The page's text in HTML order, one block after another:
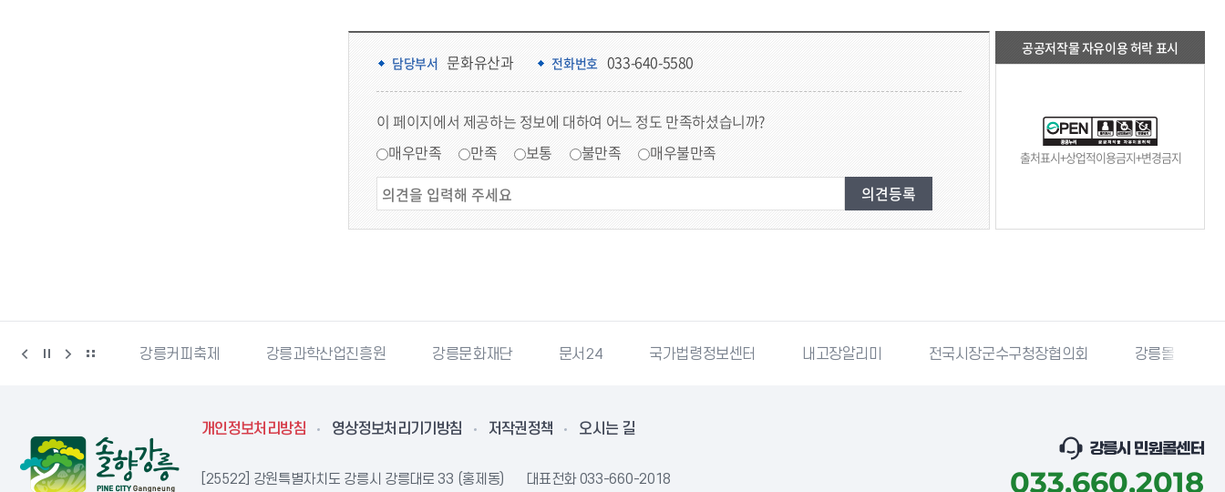
담당부서 문화유산과 전화번호 033-640-5580
이 페이지에서 제공하는 정보에 대하여 어느 정도 만족하셨습니까?
매우만족
만족 보통 불만족 매우불만족
공공저작물 자유이용 허락 표시
출처표시+상업적이용금지+변경금지
자원봉사센터 강릉커피축제 강릉과학산업진흥원 강릉문화재단 문서24 국가법령정보센터 내고장알리미 전국시장군수구청장협의회 강릉몰
개인정보처리방침 영상정보처리기기방침 저작권정책 오시는 길
[25522] 강원특별자치도 강릉시 강릉대로 33 (홍제동) 대표전화 033-660-2018
강릉시 민원콜센터
033.660.2018